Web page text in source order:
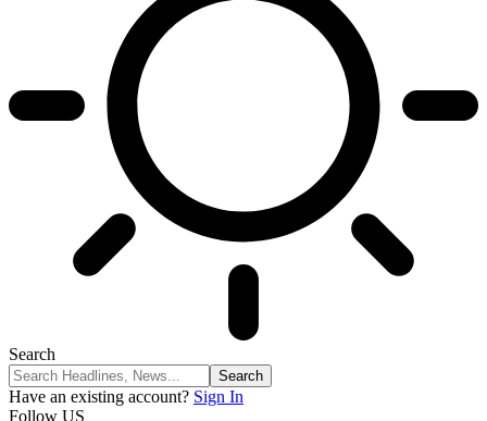
Search
Have an existing account? Sign In
Follow US